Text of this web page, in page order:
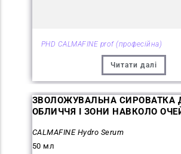
PHD CALMAFINE prof (професійна)
Читати далі
ЗВОЛОЖУВАЛЬНА СИРОВАТКА
ОБЛИЧЧЯ І ЗОНИ НАВКОЛО
CALMAFINE Hydro Serum
50 мл